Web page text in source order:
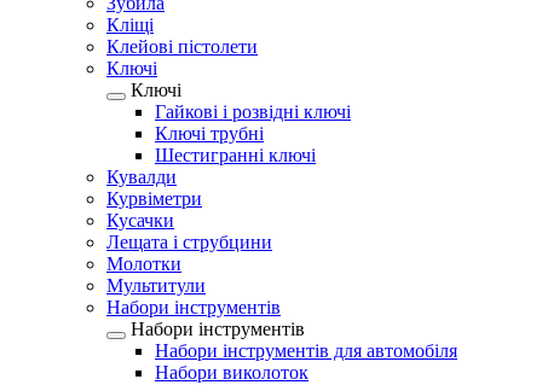
Кліщі
Клейові пістолети
Ключі
Ключі
Гайкові і розвідні ключі
Ключі трубні
Шестигранні ключі
Кувалди
Курвіметри
Кусачки
Лещата і струбцини
Молотки
Мультитули
Набори інструментів
Набори інструментів
Набори інструментів для автомобіля
Набори виколоток